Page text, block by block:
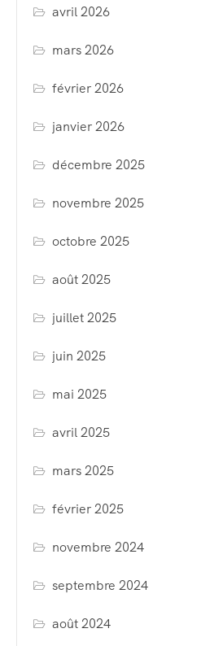
avril 2026
mars 2026
février 2026
janvier 2026
décembre 2025
novembre 2025
octobre 2025
août 2025
juillet 2025
juin 2025
mai 2025
avril 2025
mars 2025
février 2025
novembre 2024
septembre 2024
août 2024